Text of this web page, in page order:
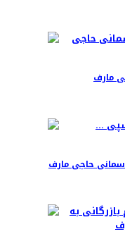
مارف
حاجی مارف